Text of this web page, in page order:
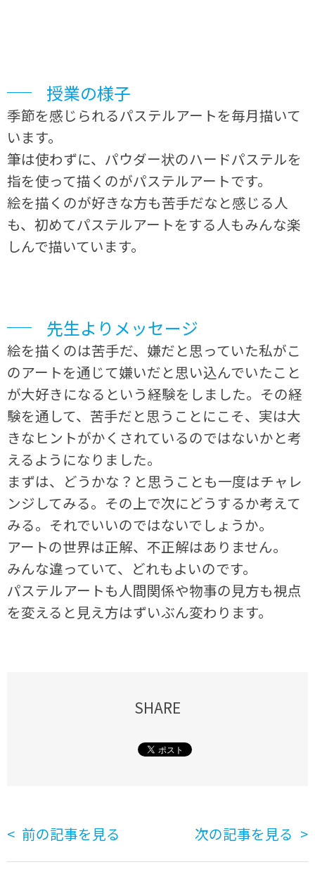
授業の様子
季節を感じられるパステルアートを毎月描いて
います。
筆は使わずに、パウダー状のハードパステルを
指を使って描くのがパステルアートです。
絵を描くのが好きな方も苦手だなと感じる人
も、初めてパステルアートをする人もみんな楽
しんで描いています。
先生よりメッセージ
絵を描くのは苦手だ、嫌だと思っていた私がこ
のアートを通じて嫌いだと思い込んでいたこと
が大好きになるという経験をしました。その経
験を通して、苦手だと思うことにこそ、実は大
きなヒントがかくされているのではないかと考
えるようになりました。
まずは、どうかな？と思うことも一度はチャレ
ンジしてみる。その上で次にどうするか考えて
みる。それでいいのではないでしょうか。
アートの世界は正解、不正解はありません。
みんな違っていて、どれもよいのです。
パステルアートも人間関係や物事の見方も視点
を変えると見え方はずいぶん変わります。
SHARE
前の記事を見る 次の記事を見る